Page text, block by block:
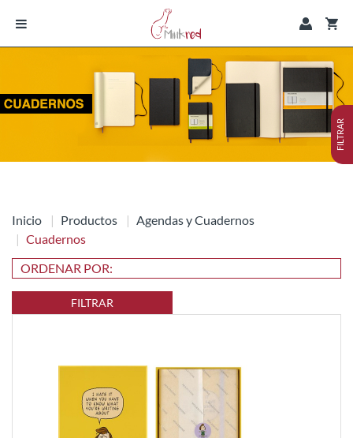
Inicio Productos
Agendas y Cuadernos
Cuadernos
FILTRAR
FILTRAR